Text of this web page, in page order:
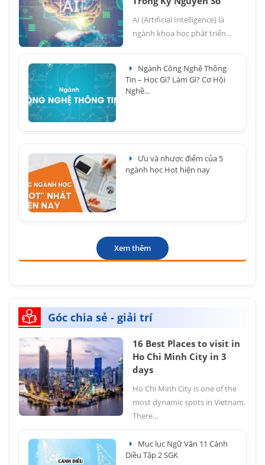
AI (Artificial Intelligence) là
ngành khoa học phát triển...
Ngành Công Nghệ Thông
Tin – Học Gì? Làm Gì? Cơ Hội
Nghề...
Ưu và nhược điểm của 5
ngành học Hot hiện nay
Xem thêm
Góc chia sẻ - giải trí
16 Best Places to visit in
Ho Chi Minh City in 3
days
Ho Chi Minh City is one of the
most dynamic spots in Vietnam.
There...
Mục lục Ngữ Văn 11 Cánh
Diều Tập 2 SGK